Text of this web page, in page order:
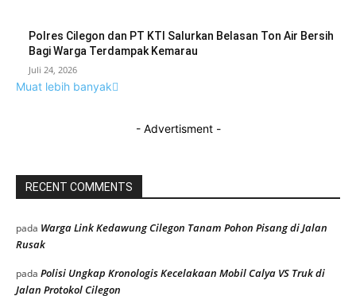
Polres Cilegon dan PT KTI Salurkan Belasan Ton Air Bersih
Bagi Warga Terdampak Kemarau
Juli 24, 2026
Muat lebih banyak
- Advertisment -
RECENT COMMENTS
pada Warga Link Kedawung Cilegon Tanam Pohon Pisang di Jalan
Rusak
pada Polisi Ungkap Kronologis Kecelakaan Mobil Calya VS Truk di
Jalan Protokol Cilegon